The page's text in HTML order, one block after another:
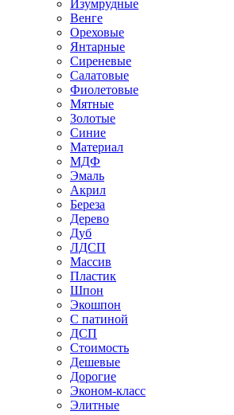
Изумрудные
Венге
Ореховые
Янтарные
Сиреневые
Салатовые
Фиолетовые
Мятные
Золотые
Синие
Материал
МДФ
Эмаль
Акрил
Береза
Дерево
Дуб
ЛДСП
Массив
Пластик
Шпон
Экошпон
С патиной
ДСП
Стоимость
Дешевые
Дорогие
Эконом-класс
Элитные